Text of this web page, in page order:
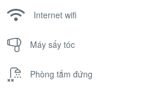
Internet wifi
Máy sấy tóc
Phòng tắm đứng